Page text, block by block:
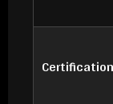
Certification